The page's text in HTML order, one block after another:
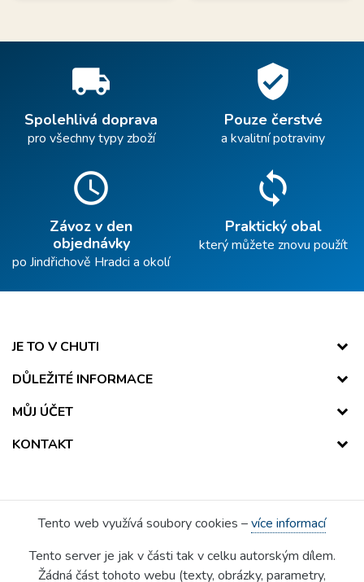
local_shipping
Spolehlivá doprava
pro všechny typy zboží
verified_user
Pouze čerstvé
a kvalitní potraviny
schedule
Závoz v den
objednávky
po Jindřichově Hradci a okolí
sync
Praktický obal
který můžete znovu použít
JE TO V CHUTI
DŮLEŽITÉ INFORMACE
MŮJ ÚČET
KONTAKT
Tento web využívá soubory cookies –více informací
Tento server je jak v části tak v celku autorským dílem.
Žádná část tohoto webu (texty, obrázky, parametry,